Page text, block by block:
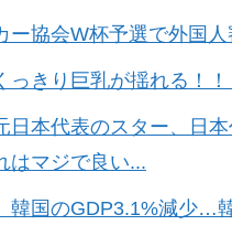
ー協会W杯予選で外国人
きり巨乳が揺れる！！
日本代表のスター、日
マジで良い...
韓国のGDP3.1%減少…